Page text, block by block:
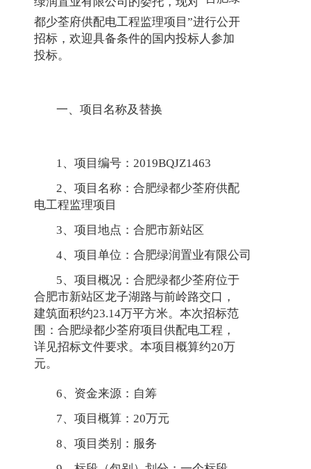
都少荃府供配电工程监理项目”进行公开
招标，欢迎具备条件的国内投标人参加
投标。
一、项目名称及替换
1、项目编号：2019BQJZ1463
2、项目名称：合肥绿都少荃府供配
电工程监理项目
3、项目地点：合肥市新站区
4、项目单位：合肥绿润置业有限公司
5、项目概况：合肥绿都少荃府位于
合肥市新站区龙子湖路与前岭路交口，
建筑面积约23.14万平方米。本次招标范
围：合肥绿都少荃府项目供配电工程，
详见招标文件要求。本项目概算约20万
元。
6、资金来源：自筹
7、项目概算：20万元
8、项目类别：服务